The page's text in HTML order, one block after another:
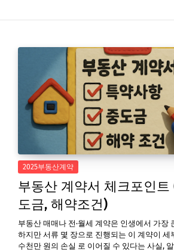
2025부동산계약
부동산 계약서 체크포인트
도금, 해약조건)
부동산 매매나 전·월세 계약은 인생에서 가장
하지만 서류 몇 장으로 진행되는 이 계약이 세
수천만 원의 손실 로 이어질 수 있다는 사실,